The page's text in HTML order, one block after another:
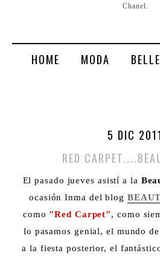
Chanel.
HOME MODA
5 DIC 2011
RED
El pasado jueves asistí a la
ocasión Inma del blog
como "Red Carpet", como
lo pasamos genial, el mundo
a la fiesta posterior, el